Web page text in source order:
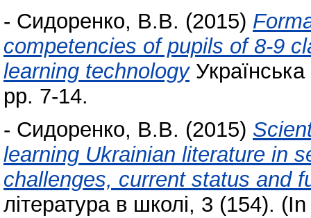
- Сидоренко, В.В. (2015)
competencies of pupils of 8-9
learning technologyУкраїнська
pp. 7-14.
- Сидоренко, В.В. (2015)
learning Ukrainian literature in
challenges, current status and
література в школі, 3 (154).